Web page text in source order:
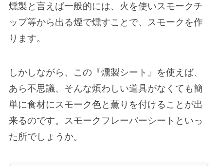
燻製と言えば一般的には、火を使いスモークチ
ップ等から出る煙で燻すことで、スモークを作
ります。
しかしながら、この『燻製シート』を使えば、
あら不思議、そんな煩わしい道具がなくても簡
単に食材にスモーク色と薫りを付けることが出
来るのです。スモークフレーバーシートといっ
た所でしょうか。